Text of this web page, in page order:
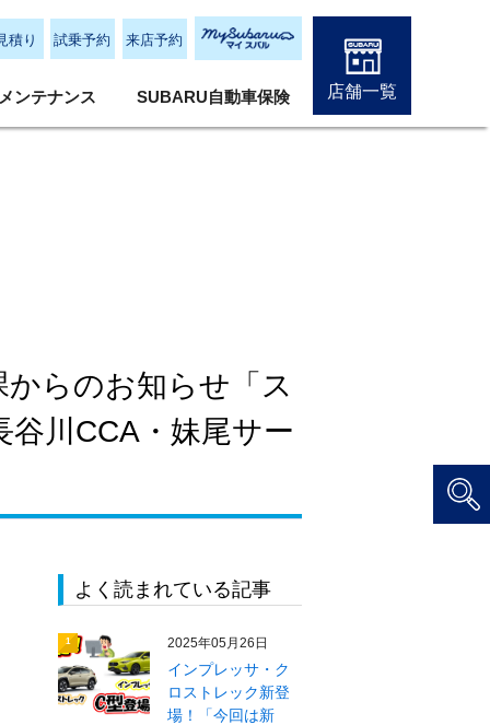
積り 試乗予約 来店予約
ンテナンス SUBARU自動車保険 店舗一覧
らのお知らせ「ス
川CCA・妹尾サー
よく読まれている記事
1 2025年05月26日
インプレッサ・ク
ロストレック新登
場！「今回は新